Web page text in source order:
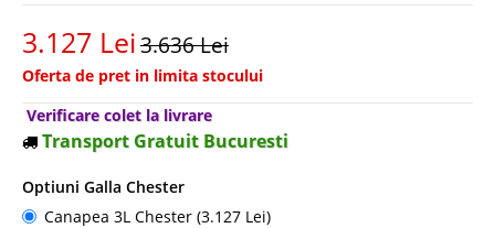
3.127 Lei3.636 Lei
Oferta de pret in limita stocului
Verificare colet la livrare
Transport Gratuit Bucuresti
Optiuni Galla Chester
Canapea 3L Chester (3.127 Lei)